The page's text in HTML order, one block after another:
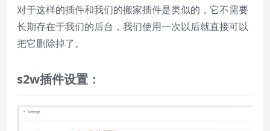
对于这样的插件和我们的搬家插件是类似的，它不需要
长期存在于我们的后台，我们使用一次以后就直接可以
把它删除掉了。
s2w插件设置：